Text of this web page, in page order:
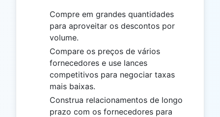
Compre em grandes quantidades
para aproveitar os descontos por
volume.
Compare os preços de vários
fornecedores e use lances
competitivos para negociar taxas
mais baixas.
Construa relacionamentos de longo
prazo com os fornecedores para